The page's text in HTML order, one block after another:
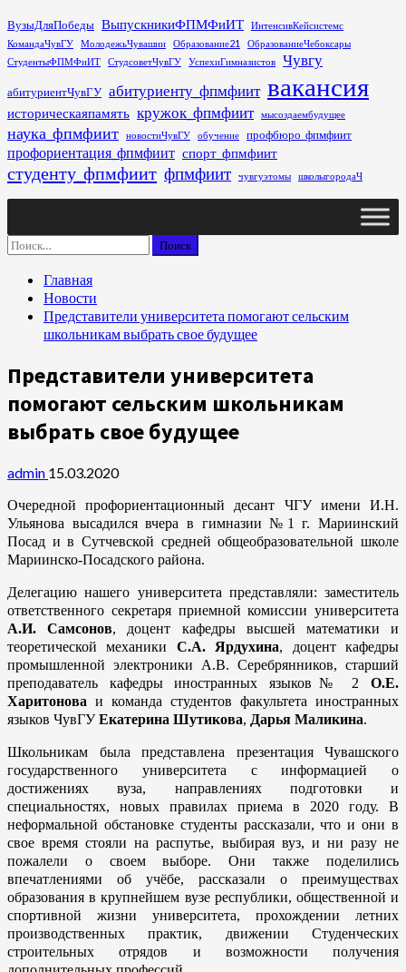
Перейти
к
содержимому
ВузыДляПобеды ВыпускникиФПМФиИТ
ИнтенсивКейсистемс
КомандаЧувГУ
МолодежьЧувашии Образование21
ОбразованиеЧебоксары
СтудентыФПМФиИТ
СтудсоветЧувГУ УспехиГимназистов Чувгу
абитуриентЧувГУ абитуриенту_фпмфиит вакансия
историческаяпамять кружок_фпмфиит мысоздаембудущее
наука_фпмфиит новостиЧувГУ обучение профбюро_фпмфиит
профориентация_фпмфиит спорт_фпмфиит
студенту_фпмфиит фпмфиит чувгуэтомы школыгородаЧ
Основное
Найти:
Главная
Новости
Представители университета помогают сельским
школьникам выбрать свое будущее
Представители университета
помогают сельским школьникам
выбрать свое будущее
admin 15.03.2020
Очередной профориентационный десант ЧГУ имени И.Н.
Ульянова высадился вчера в гимназии №1 г. Мариинский
Посад и в Сутчевской средней общеобразовательной школе
Мариинско-Посадского района.
Делегацию нашего университета представляли: заместитель
ответственного секретаря приемной комиссии университета
А.И. Самсонов, доцент кафедры высшей математики и
теоретической механики С.А. Ярдухина, доцент кафедры
промышленной электроники А.В. Серебрянников, старший
преподаватель кафедры иностранных языков№ 2 О.Е.
Харитонова и команда студентов факультета иностранных
языков ЧувГУЕкатерина Шутикова, Дарья Маликина.
Школьникам была представлена презентация Чувашского
государственного университета с информацией о
достижениях вуза, направлениях подготовки и
специальностях, новых правилах приема в 2020 году. В
неформальной обстановке студенты рассказали, что и они в
свое время стояли на распутье, выбирая вуз, и ни разу не
пожалели о своем выборе. Они также поделились
впечатлениями об учёбе, рассказали о преимуществах
образования в крупнейшем вузе республики, общественной и
спортивной жизни университета, прохождении летних
производственных практик, движении Студенческих
строительных отрядов и возможности получения